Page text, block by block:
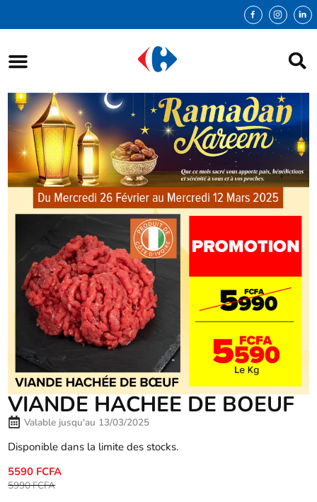
VIANDE HACHEE DE BOEUF
Valable jusqu'au 13/03/2025
Disponible dans la limite des stocks.
5590 FCFA
5990 FCFA